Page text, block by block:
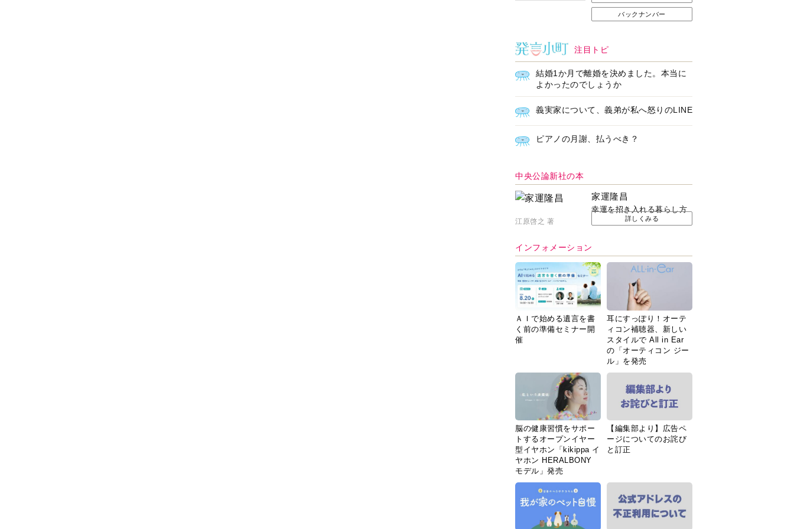
バックナンバー
注目トピ
結婚1か月で離婚を決めました。本当に
よかったのでしょうか
義実家について、義弟が私へ怒りのLINE
ピアノの月謝、払うべき？
中央公論新社の本
家運隆昌
幸運を招き入れる暮らし方
江原啓之 著 詳しくみる
インフォメーション
ＡＩで始める遺言を書
く前の準備セミナー開
催
耳にすっぽり！オーテ
ィコン補聴器、新しい
スタイルで All in Ear
の「オーティコン ジー
ル」を発売
脳の健康習慣をサポー
トするオープンイヤー
型イヤホン「kikippa イ
ヤホン HERALBONY
モデル」発売
【編集部より】広告ペ
ージについてのお詫び
と訂正